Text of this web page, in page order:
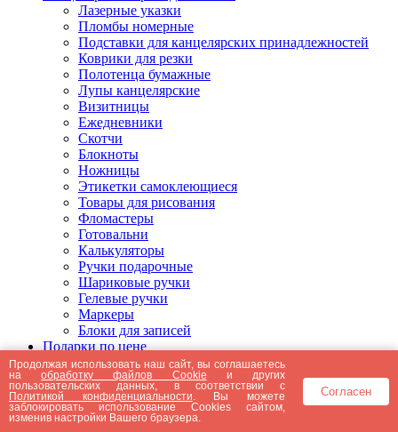
Лазерные указки
Пломбы номерные
Подставки для канцелярских принадлежностей
Коврики для резки
Полотенца бумажные
Лупы канцелярские
Визитницы
Ежедневники
Скотчи
Блокноты
Ножницы
Этикетки самоклеющиеся
Товары для рисования
Фломастеры
Готовальни
Калькуляторы
Ручки подарочные
Шариковые ручки
Гелевые ручки
Маркеры
Блоки для записей
Подарки по цене
Подарки от 5000 рублей
Подарки до 5000 рублей
Подарки до 3000 рублей
Подарки до 2000 рублей
Подарки до 1000 рублей
Продолжая использовать наш сайт, вы соглашаетесь
наобработку файлов Cookie и других
пользовательских данных, в соответствии с
Политикой конфиденциальности . Вы можете
заблокировать использование Cookies сайтом,
изменив настройки Вашего браузера.
Согласен